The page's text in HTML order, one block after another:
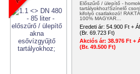
Előszűrő / ülepítő -
tartályokhoz!Színelő
kifolyó csatlakozó!
100% MAGYAR…
Eredeti ár: 54.900 Ft +
(Br. 69.723 Ft)
Akciós ár: 38.976 Ft +
(Br. 49.500 Ft)